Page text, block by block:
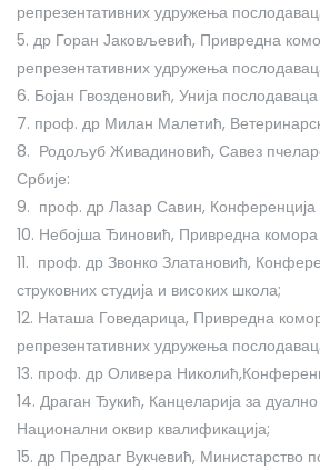
репрезентативних удружења
5. др Горан Јаковљевић, Привредна
репрезентативних удружења
6. Бојан Гвозденовић, Унија
7. проф. др Милан Малетић,
8. Родољуб Живадиновић, Савез
Србије:
9. проф. др Лазар Савин, Конференција
10. Небојша Ђиновић, Привредна комора
11. проф. др Звонко Златановић,
струковних студија и високих школа;
12. Наташа Говедарица, Привредна
репрезентативних удружења
13. проф. др Оливера
14. Драган Ђукић, Канцеларија за
Национални оквир квалификација;
15. др Предраг Вукчевић, Министарство